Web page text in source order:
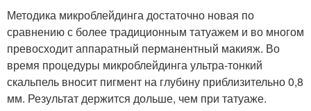
Методика микроблейдинга достаточно новая по
сравнению с более традиционным татуажем и во многом
превосходит аппаратный перманентный макияж. Во
время процедуры микроблейдинга ультра-тонкий
скальпель вносит пигмент на глубину приблизительно 0,8
мм. Результат держится дольше, чем при татуаже.